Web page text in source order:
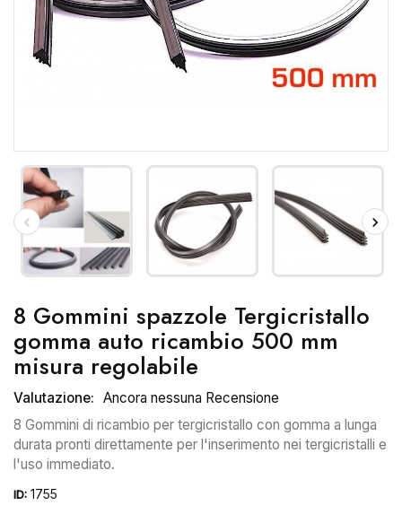
8 Gommini spazzole Tergicristallo
gomma auto ricambio 500 mm
misura regolabile
Valutazione: Ancora nessuna Recensione
8 Gommini di ricambio per tergicristallo con gomma a lunga
durata pronti direttamente per l'inserimento nei tergicristalli e
l'uso immediato.
ID: 1755